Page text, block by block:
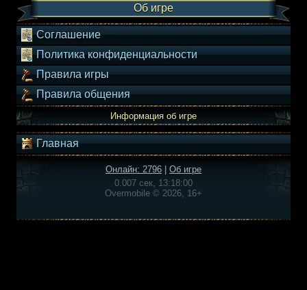
Об игре
Соглашение
Политика конфиденциальности
Правила игры
Правила общения
Информация об игре
Главная
Онлайн: 2796
Об игре
0.007 сек, 13:18:00
Overmobile © 2026, 16+